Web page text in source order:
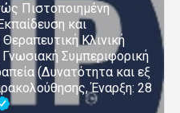
Πιστοποιημένη
και
Θεραπευτική Κλινική
Συμπεριφορική
(Δυνατότητα και εξ
Έναρξη: 28